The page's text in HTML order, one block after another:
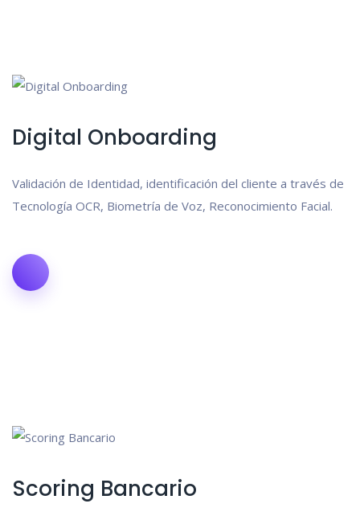
Digital Onboarding
Validación de Identidad, identificación del cliente a través de
Tecnología OCR, Biometría de Voz, Reconocimiento Facial.
Scoring Bancario